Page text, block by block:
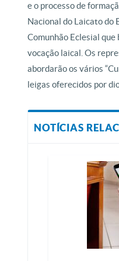
e o processo de
Nacional do Laicato do
Comunhão Eclesial
vocação laical. Os
abordarão os vários
leigas oferecidos por
NOTÍCIAS